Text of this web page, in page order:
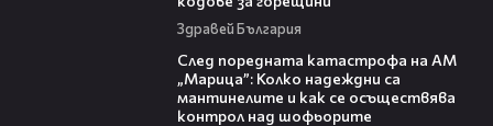
Здравей България
След поредната катастрофа на АМ
„Марица”: Колко надеждни са
мантинелите и как се осъществява
контрол над шофьорите